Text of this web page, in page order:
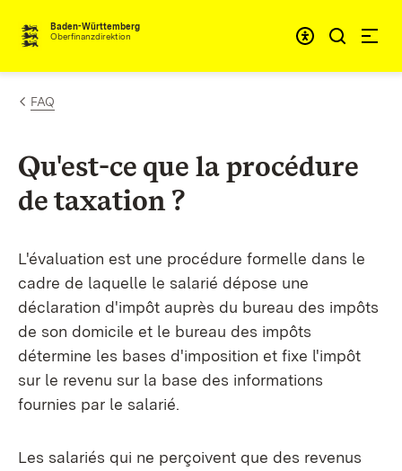
Passer au contenu
Baden-Württemberg
Oberfinanzdirektion
FAQ
Qu'est-ce que la procédure
de taxation ?
L'évaluation est une procédure formelle dans le
cadre de laquelle le salarié dépose une
déclaration d'impôt auprès du bureau des impôts
de son domicile et le bureau des impôts
détermine les bases d'imposition et fixe l'impôt
sur le revenu sur la base des informations
fournies par le salarié.
Les salariés qui ne perçoivent que des revenus